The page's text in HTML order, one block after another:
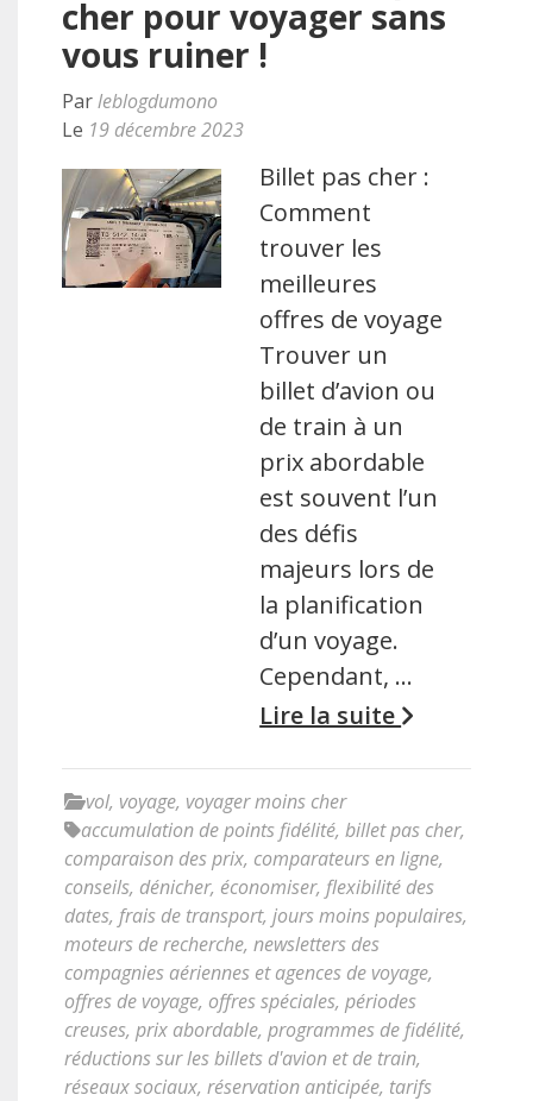
cher pour voyager sans
vous ruiner !
Parleblogdumono
Le 19 décembre 2023
Billet pas cher :
Comment
trouver les
meilleures
offres de voyage
Trouver un
billet d’avion ou
de train à un
prix abordable
est souvent l’un
des défis
majeurs lors de
la planification
d’un voyage.
Cependant, …
Lire la suite
vol, voyage, voyager moins cher
accumulation de points fidélité, billet pas cher,
comparaison des prix, comparateurs en ligne,
conseils, dénicher, économiser, flexibilité des
dates, frais de transport, jours moins populaires,
moteurs de recherche, newsletters des
compagnies aériennes et agences de voyage,
offres de voyage, offres spéciales, périodes
creuses, prix abordable, programmes de fidélité,
réductions sur les billets d'avion et de train,
réseaux sociaux, réservation anticipée, tarifs